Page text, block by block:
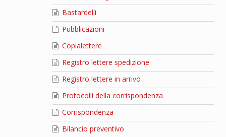
Bastardelli
Pubblicazioni
Copialettere
Registro lettere spedizione
Registro lettere in arrivo
Protocolli della corrispondenza
Corrispondenza
Bilancio preventivo